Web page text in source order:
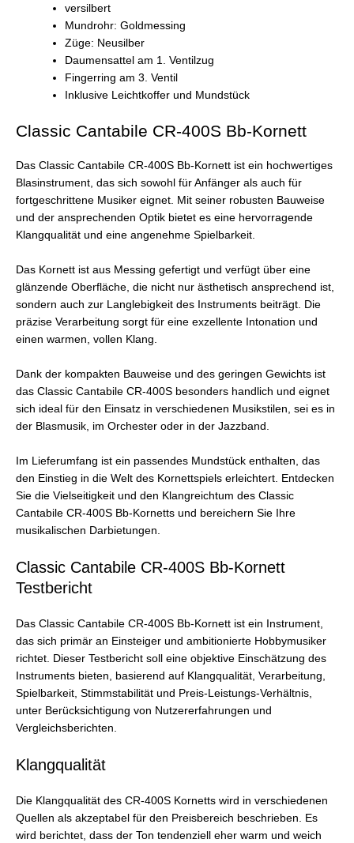
versilbert
Mundrohr: Goldmessing
Züge: Neusilber
Daumensattel am 1. Ventilzug
Fingerring am 3. Ventil
Inklusive Leichtkoffer und Mundstück
Classic Cantabile CR-400S Bb-Kornett
Das Classic Cantabile CR-400S Bb-Kornett ist ein hochwertiges
Blasinstrument, das sich sowohl für Anfänger als auch für
fortgeschrittene Musiker eignet. Mit seiner robusten Bauweise
und der ansprechenden Optik bietet es eine hervorragende
Klangqualität und eine angenehme Spielbarkeit.
Das Kornett ist aus Messing gefertigt und verfügt über eine
glänzende Oberfläche, die nicht nur ästhetisch ansprechend ist,
sondern auch zur Langlebigkeit des Instruments beiträgt. Die
präzise Verarbeitung sorgt für eine exzellente Intonation und
einen warmen, vollen Klang.
Dank der kompakten Bauweise und des geringen Gewichts ist
das Classic Cantabile CR-400S besonders handlich und eignet
sich ideal für den Einsatz in verschiedenen Musikstilen, sei es in
der Blasmusik, im Orchester oder in der Jazzband.
Im Lieferumfang ist ein passendes Mundstück enthalten, das
den Einstieg in die Welt des Kornettspiels erleichtert. Entdecken
Sie die Vielseitigkeit und den Klangreichtum des Classic
Cantabile CR-400S Bb-Kornetts und bereichern Sie Ihre
musikalischen Darbietungen.
Classic Cantabile CR-400S Bb-Kornett
Testbericht
Das Classic Cantabile CR-400S Bb-Kornett ist ein Instrument,
das sich primär an Einsteiger und ambitionierte Hobbymusiker
richtet. Dieser Testbericht soll eine objektive Einschätzung des
Instruments bieten, basierend auf Klangqualität, Verarbeitung,
Spielbarkeit, Stimmstabilität und Preis-Leistungs-Verhältnis,
unter Berücksichtigung von Nutzererfahrungen und
Vergleichsberichten.
Klangqualität
Die Klangqualität des CR-400S Kornetts wird in verschiedenen
Quellen als akzeptabel für den Preisbereich beschrieben. Es
wird berichtet, dass der Ton tendenziell eher warm und weich